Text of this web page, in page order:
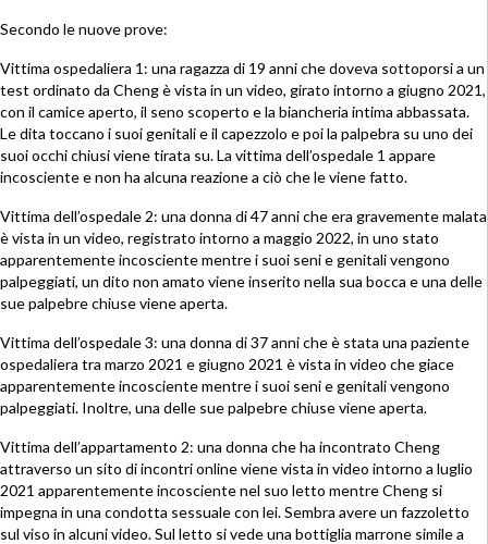
Secondo le nuove prove:
Vittima ospedaliera 1: una ragazza di 19 anni che doveva sottoporsi a un
test ordinato da Cheng è vista in un video, girato intorno a giugno 2021,
con il camice aperto, il seno scoperto e la biancheria intima abbassata.
Le dita toccano i suoi genitali e il capezzolo e poi la palpebra su uno dei
suoi occhi chiusi viene tirata su. La vittima dell’ospedale 1 appare
incosciente e non ha alcuna reazione a ciò che le viene fatto.
Vittima dell’ospedale 2: una donna di 47 anni che era gravemente malata
è vista in un video, registrato intorno a maggio 2022, in uno stato
apparentemente incosciente mentre i suoi seni e genitali vengono
palpeggiati, un dito non amato viene inserito nella sua bocca e una delle
sue palpebre chiuse viene aperta.
Vittima dell’ospedale 3: una donna di 37 anni che è stata una paziente
ospedaliera tra marzo 2021 e giugno 2021 è vista in video che giace
apparentemente incosciente mentre i suoi seni e genitali vengono
palpeggiati. Inoltre, una delle sue palpebre chiuse viene aperta.
Vittima dell’appartamento 2: una donna che ha incontrato Cheng
attraverso un sito di incontri online viene vista in video intorno a luglio
2021 apparentemente incosciente nel suo letto mentre Cheng si
impegna in una condotta sessuale con lei. Sembra avere un fazzoletto
sul viso in alcuni video. Sul letto si vede una bottiglia marrone simile a